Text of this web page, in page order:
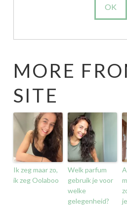
MORE
SITE
Ik zeg maar zo,
ik zeg Oolaboo
Welk parfum
gebruik je voor
welke
gelegenheid?